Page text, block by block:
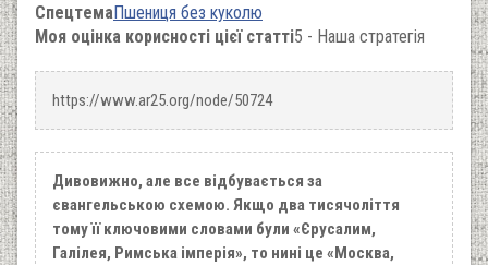
СпецтемаПшениця без куколю
Моя оцінка корисності цієї статті5 - Наша стратегія
https://www.ar25.org/node/50724
Дивовижно, але все відбувається за
євангельською схемою. Якщо два тисячоліття
тому її ключовими словами були «Єрусалим,
Галілея, Римська імперія», то нині це «Москва,